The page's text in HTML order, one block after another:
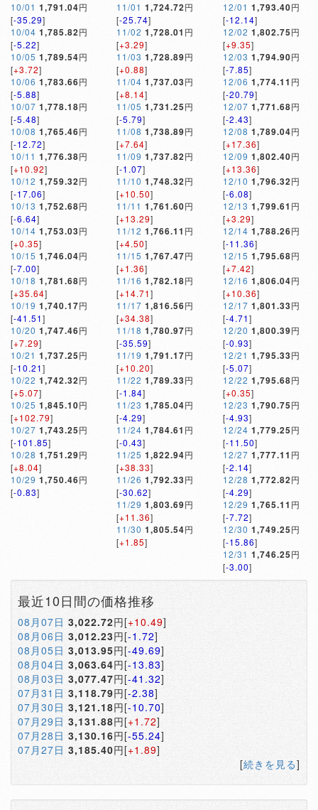
10/01 1,791.04円
[-35.29]
10/04 1,785.82円
[-5.22]
10/05 1,789.54円
[+3.72]
10/06 1,783.66円
[-5.88]
10/07 1,778.18円
[-5.48]
10/08 1,765.46円
[-12.72]
10/11 1,776.38円
[+10.92]
10/12 1,759.32円
[-17.06]
10/13 1,752.68円
[-6.64]
10/14 1,753.03円
[+0.35]
10/15 1,746.04円
[-7.00]
10/18 1,781.68円
[+35.64]
10/19 1,740.17円
[-41.51]
10/20 1,747.46円
[+7.29]
10/21 1,737.25円
[-10.21]
10/22 1,742.32円
[+5.07]
10/25 1,845.10円
[+102.79]
10/27 1,743.25円
[-101.85]
10/28 1,751.29円
[+8.04]
10/29 1,750.46円
[-0.83]
11/01 1,724.72円
[-25.74]
11/02 1,728.01 円
[+3.29]
11/03 1,728.89円
[+0.88]
11/04 1,737.03円
[+8.14]
11/05 1,731.25円
[-5.79]
11/08 1,738.89円
[+7.64]
11/09 1,737.82円
[-1.07]
11/10 1,748.32円
[+10.50]
11/11 1,761.60円
[+13.29]
11/12 1,766.11 円
[+4.50]
11/15 1,767.47円
[+1.36]
11/16 1,782.18円
[+14.71]
11/17 1,816.56円
[+34.38]
11/18 1,780.97円
[-35.59]
11/19 1,791.17円
[+10.20]
11/22 1,789.33円
[-1.84]
11/23 1,785.04円
[-4.29]
11/24 1,784.61 円
[-0.43]
11/25 1,822.94円
[+38.33]
11/26 1,792.33円
[-30.62]
11/29 1,803.69円
[+11.36]
11/30 1,805.54円
[+1.85]
12/01 1,793.40円
[-12.14]
12/02 1,802.75円
[+9.35]
12/03 1,794.90円
[-7.85]
12/06 1,774.11 円
[-20.79]
12/07 1,771.68円
[-2.43]
12/08 1,789.04円
[+17.36]
12/09 1,802.40円
[+13.36]
12/10 1,796.32円
[-6.08]
12/13 1,799.61 円
[+3.29]
12/14 1,788.26円
[-11.36]
12/15 1,795.68円
[+7.42]
12/16 1,806.04円
[+10.36]
12/17 1,801.33円
[-4.71]
12/20 1,800.39円
[-0.93]
12/21 1,795.33円
[-5.07]
12/22 1,795.68円
[+0.35]
12/23 1,790.75円
[-4.93]
12/24 1,779.25円
[-11.50]
12/27 1,777.11 円
[-2.14]
12/28 1,772.82円
[-4.29]
12/29 1,765.11 円
[-7.72]
12/30 1,749.25円
[-15.86]
12/31 1,746.25円
[-3.00]
最近10日間の価格推移
08月07日 3,022.72円[+10.49]
08月06日 3,012.23円[-1.72]
08月05日 3,013.95円[-49.69]
08月04日 3,063.64円[-13.83]
08月03日 3,077.47円[-41.32]
07月31日 3,118.79円[-2.38]
07月30日 3,121.18円[-10.70]
07月29日 3,131.88円[+1.72]
07月28日 3,130.16円[-55.24]
07月27日 3,185.40円[+1.89]
[続きを見る]